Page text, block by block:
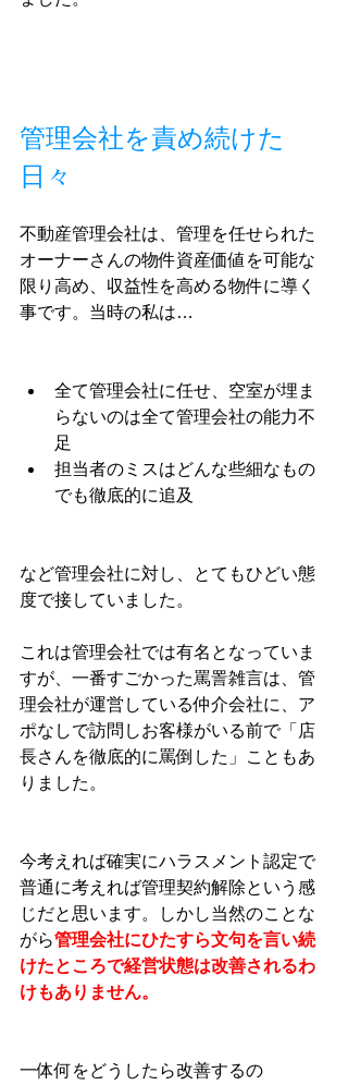
管理会社を責め続けた
日々
不動産管理会社は、管理を任せられた
オーナーさんの物件資産価値を可能な
限り高め、収益性を高める物件に導く
事です。当時の私は…
全て管理会社に任せ、空室が埋ま
らないのは全て管理会社の能力不
足
担当者のミスはどんな些細なもの
でも徹底的に追及
など管理会社に対し、とてもひどい態
度で接していました。
これは管理会社では有名となっていま
すが、一番すごかった罵詈雑言は、管
理会社が運営している仲介会社に、ア
ポなしで訪問しお客様がいる前で「店
長さんを徹底的に罵倒した」こともあ
りました。
今考えれば確実にハラスメント認定で
普通に考えれば管理契約解除という感
じだと思います。しかし当然のことな
がら管理会社にひたすら文句を言い続
けたところで経営状態は改善されるわ
けもありません。
一体何をどうしたら改善するの